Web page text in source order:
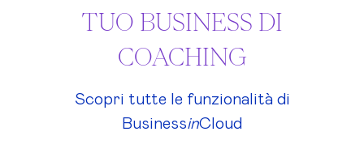
TUO BUSINESS DI
COACHING
Scopri tutte le funzionalità di
BusinessinCloud